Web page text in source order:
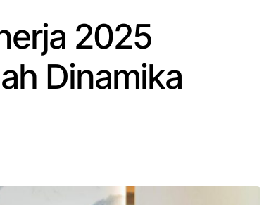
2025
Dinamika